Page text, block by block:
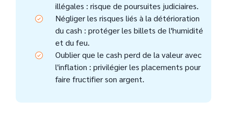
illégales : risque de poursuites judiciaires.
Négliger les risques liés à la détérioration
du cash : protéger les billets de l'humidité
et du feu.
Oublier que le cash perd de la valeur avec
l'inflation : privilégier les placements pour
faire fructifier son argent.